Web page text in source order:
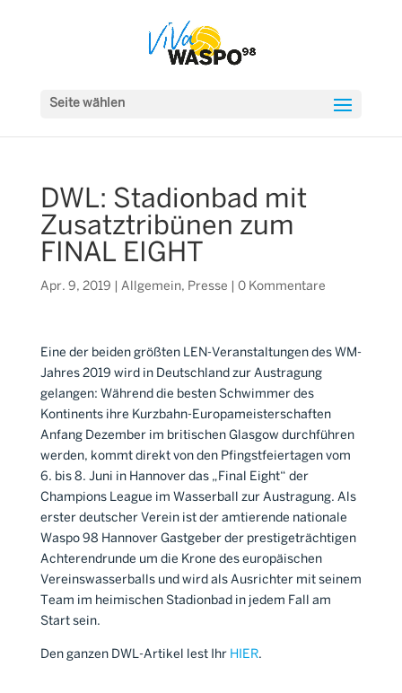
Seite wählen
DWL: Stadionbad mit
Zusatztribünen zum
FINAL EIGHT
Apr. 9, 2019 Allgemein, Presse 0 Kommentare
Eine der beiden größten LEN-Veranstaltungen des WM-
Jahres 2019 wird in Deutschland zur Austragung
gelangen: Während die besten Schwimmer des
Kontinents ihre Kurzbahn-Europameisterschaften
Anfang Dezember im britischen Glasgow durchführen
werden, kommt direkt von den Pfingstfeiertagen vom
6. bis 8. Juni in Hannover das „Final Eight“ der
Champions League im Wasserball zur Austragung. Als
erster deutscher Verein ist der amtierende nationale
Waspo 98 Hannover Gastgeber der prestigeträchtigen
Achterendrunde um die Krone des europäischen
Vereinswasserballs und wird als Ausrichter mit seinem
Team im heimischen Stadionbad in jedem Fall am
Start sein.
Den ganzen DWL-Artikel lest Ihr HIER.